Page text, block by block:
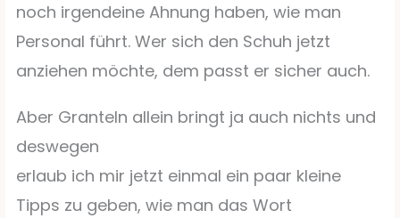
noch irgendeine Ahnung haben, wie man
Personal führt. Wer sich den Schuh jetzt
anziehen möchte, dem passt er sicher auch.
Aber Granteln allein bringt ja auch nichts und
deswegen
erlaub ich mir jetzt einmal ein paar kleine
Tipps zu geben, wie man das Wort